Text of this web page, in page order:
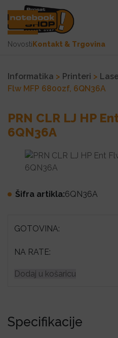
Novosti Kontakt & Trgovina
Informatika > Printeri >
Flw MFP 6800zf, 6QN36A
PRN CLR LJ HP
6QN36A
Šifra artikla:6QN36A
GOTOVINA:
NA RATE:
Dodaj u košaricu
Specifikacije